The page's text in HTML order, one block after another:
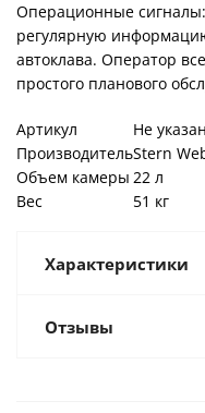
Операционные
регулярную
автоклава. Оператор
простого планового
Артикул
Не указан
ПроизводительStern
Объем камеры 22 л
Вес
51 кг
Характеристики
Отзывы